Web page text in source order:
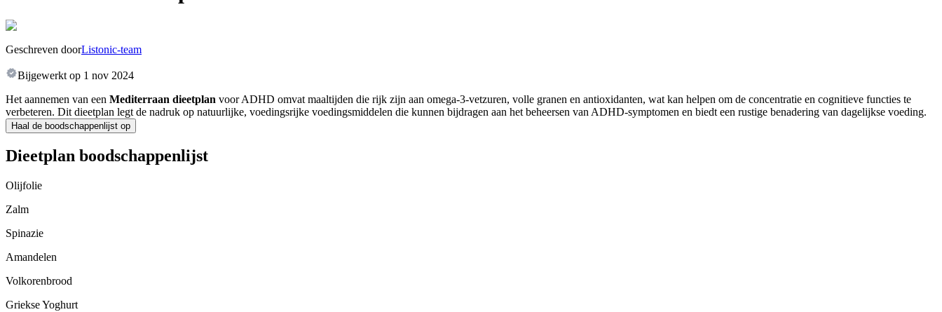
Geschreven doorListonic-team
Bijgewerkt op 1 nov 2024
Het aannemen van een Mediterraan dieetplan voor ADHD omvat maaltijden die rijk zijn aan omega-3-vetzuren, volle granen en antioxidanten, wat kan helpen om de concentratie en cognitieve functies te
verbeteren. Dit dieetplan legt de nadruk op natuurlijke, voedingsrijke voedingsmiddelen die kunnen bijdragen aan het beheersen van ADHD-symptomen en biedt een rustige benadering van dagelijkse voeding.
Haal de boodschappenlijst op
Dieetplan boodschappenlijst
Olijfolie
Zalm
Spinazie
Amandelen
Volkorenbrood
Griekse Yoghurt